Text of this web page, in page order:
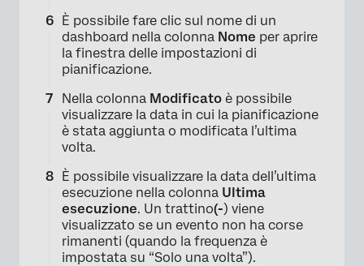
È possibile fare clic sul nome di un
dashboard nella colonna Nome per aprire
la finestra delle impostazioni di
pianificazione.
Nella colonna Modificato è possibile
visualizzare la data in cui la pianificazione
è stata aggiunta o modificata l’ultima
volta.
È possibile visualizzare la data dell’ultima
esecuzione nella colonna Ultima
esecuzione. Un trattino(-) viene
visualizzato se un evento non ha corse
rimanenti (quando la frequenza è
impostata su “Solo una volta”).